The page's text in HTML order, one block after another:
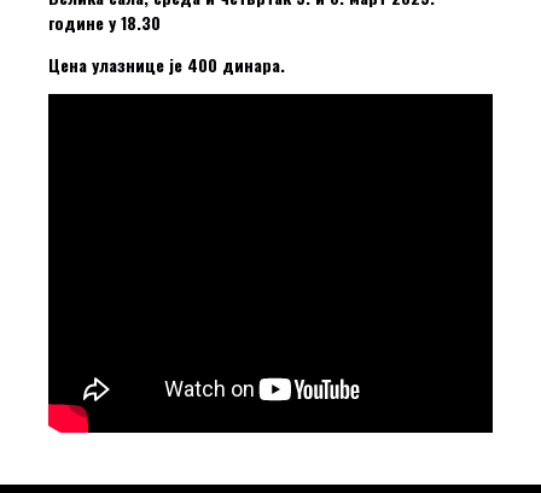
године у 18.30
Цена улазнице је 400 динара.